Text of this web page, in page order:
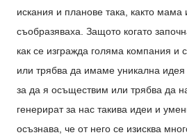
искания и планове така, както мама
съобразяваха. Защото когато
как се изгражда голяма компания и
или трябва да имаме уникална идея
за да я осъществим или трябва да
генерират за нас такива идеи и
осъзнава, че от него се изисква